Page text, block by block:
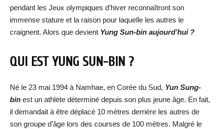
pendant les Jeux olympiques d’hiver reconnaîtront son
immense stature et la raison pour laquelle les autres le
craignent. Alors que devient Yung Sun-bin aujourd’hui ?
QUI EST YUNG SUN-BIN ?
Né le 23 mai 1994 à Namhae, en Corée du Sud, Yun Sung-
bin est un athlète déterminé depuis son plus jeune âge. En fait,
il demandait à être déplacé 10 mètres derrière les autres de
son groupe d’âge lors des courses de 100 mètres. Malgré le